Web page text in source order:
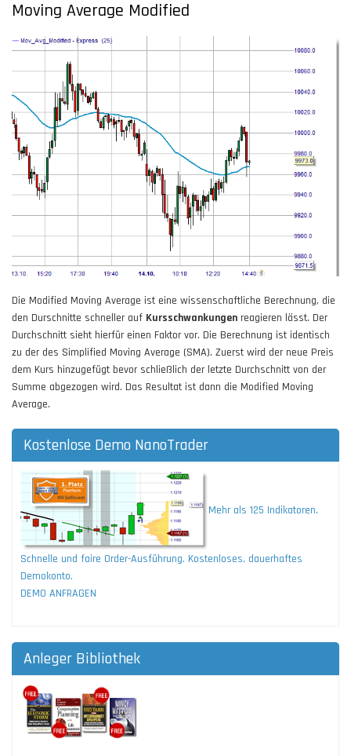
Moving Average Modified
Die Modified Moving Average ist eine wissenschaftliche Berechnung, die
den Durschnitte schneller auf Kursschwankungen reagieren lässt. Der
Durchschnitt sieht hierfür einen Faktor vor. Die Berechnung ist identisch
zu der des Simplified Moving Average (SMA). Zuerst wird der neue Preis
dem Kurs hinzugefügt bevor schließlich der letzte Durchschnitt von der
Summe abgezogen wird. Das Resultat ist dann die Modified Moving
Average.
Kostenlose Demo NanoTrader
Mehr als 125 Indikatoren.
Schnelle und faire Order-Ausführung. Kostenloses, dauerhaftes
Demokonto.
DEMO ANFRAGEN
Anleger Bibliothek